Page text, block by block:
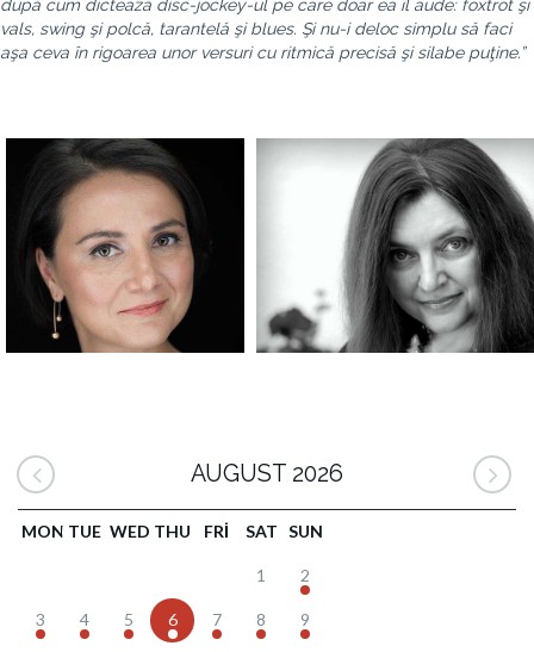
după cum dictează disc-jockey-ul pe care doar ea îl aude: foxtrot şi
vals, swing şi polcă, tarantelă şi blues. Şi nu-i deloc simplu să faci
aşa ceva în rigoarea unor versuri cu ritmică precisă şi silabe puţine.”
AUGUST 2026
MON TUE WED THU FRI SAT SUN
1 2
3 4 5 6 7 8 9